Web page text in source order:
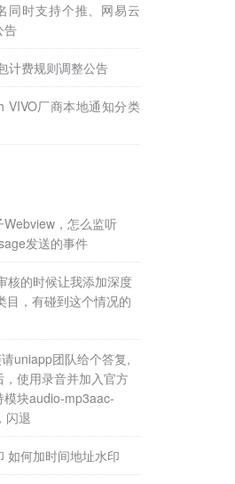
同时支持个推、网易云
告
计费规则调整公告
VIVO厂商本地通知分类
，怎么监听
发送的事件
核的时候让我添加深度
目，有碰到这个情况的
请uniapp团队给个答复,
使用录音并加入官方
模块audio-mp3aac-
闪退
如何加时间地址水印